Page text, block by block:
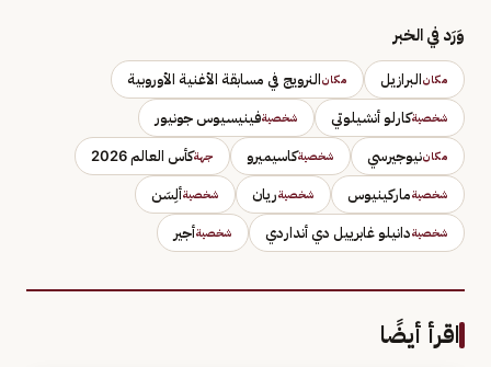
وَرَد في الخبر
مكانالبرازيل مكانالنرويج في مسابقة الأغنية الأوروبية
شخصيةكارلو أنشيلوتي شخصيةفينيسيوس جونيور
مكاننيوجيرسي شخصيةكاسيميرو جهةكأس العالم 2026
شخصيةماركينيوس شخصيةريان شخصيةألِسَن
شخصيةدانيلو غابرييل دي أنداردي شخصيةأجير
اقرأ أيضًا